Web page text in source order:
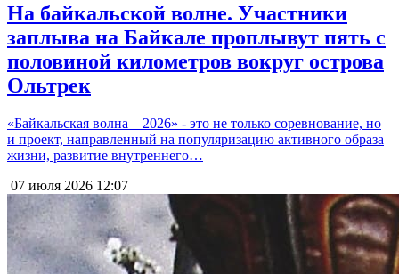
На байкальской волне. Участники
заплыва на Байкале проплывут пять с
половиной километров вокруг острова
Ольтрек
«Байкальская волна – 2026» - это не только соревнование, но
и проект, направленный на популяризацию активного образа
жизни, развитие внутреннего…
07 июля 2026 12:07